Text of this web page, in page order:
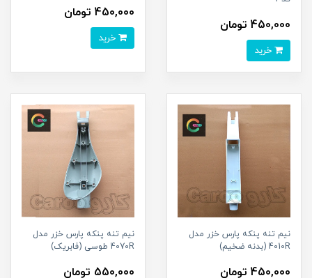
450,000 تومان
450,000 تومان
نیم تنه پنکه پارس خزر مدل
4010R (بدنه ضخیم)
450,000 تومان
نیم تنه پنکه پارس خزر مدل
4070R طوسی (فابریک)
550,000 تومان